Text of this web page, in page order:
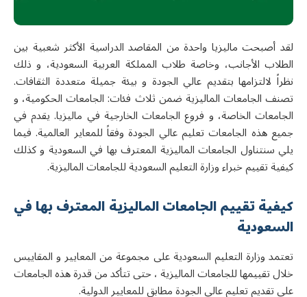
لقد أصبحت ماليزيا واحدة من المقاصد الدراسية الأكثر شعبية بين
الطلاب الأجانب، وخاصة طلاب المملكة العربية السعودية، و ذلك
نظراً لالتزامها بتقديم عالي الجودة و بيئة جميلة متعددة الثقافات.
تصنف الجامعات الماليزية ضمن ثلاث فئات: الجامعات الحكومية، و
الجامعات الخاصة، و فروع الجامعات الخارجية في ماليزيا. يقدم في
جميع هذه الجامعات تعليم عالي الجودة وفقاً للمعاير العالمية. فيما
يلي سنتناول الجامعات الماليزية المعترف بها في السعودية و كذلك
كيفية تقييم خبراء وزارة التعليم السعودية للجامعات الماليزية.
كيفية تقييم الجامعات الماليزية المعترف بها في
السعودية
تعتمد وزارة التعليم السعودية على مجموعة من المعايير و المقاييس
خلال تقييمها للجامعات الماليزية ، حتى تتأكد من قدرة هذه الجامعات
على تقديم تعليم عالي الجودة مطابق للمعايير الدولية.